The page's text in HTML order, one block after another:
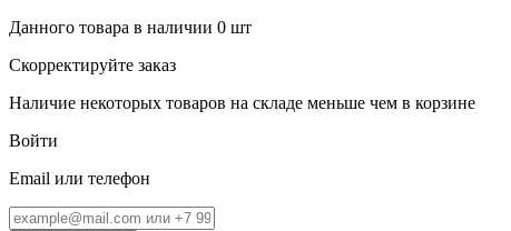
Данного товара в наличии 0 шт
Скорректируйте заказ
Наличие некоторых товаров на складе меньше чем в корзине
Войти
Email или телефон